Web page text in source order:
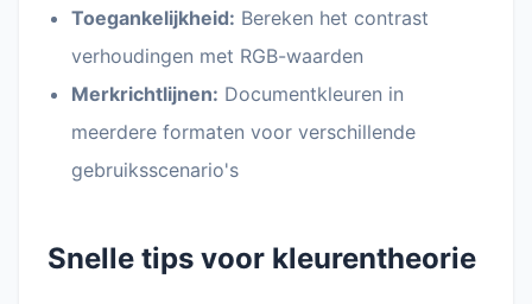
Toegankelijkheid: Bereken het contrast
verhoudingen met RGB-waarden
Merkrichtlijnen: Documentkleuren in
meerdere formaten voor verschillende
gebruiksscenario's
Snelle tips voor kleurentheorie